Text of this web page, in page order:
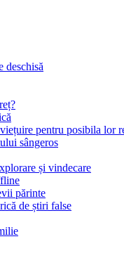
deschisă
pentru posibila lor
sângeros
și vindecare
părinte
de știri false